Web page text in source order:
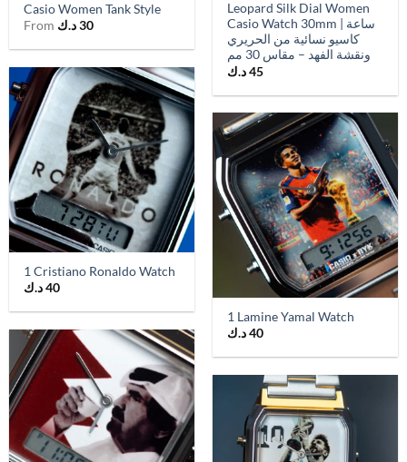
Casio Women Tank Style
From
30د.ك
Leopard Silk Dial Women
Casio Watch 30mm | ساعة
كاسيو نسائية من الحريري
ونقشة الفهد – مقاس 30 مم
45د.ك
1 Cristiano Ronaldo Watch
40د.ك
1 Lamine Yamal Watch
40د.ك